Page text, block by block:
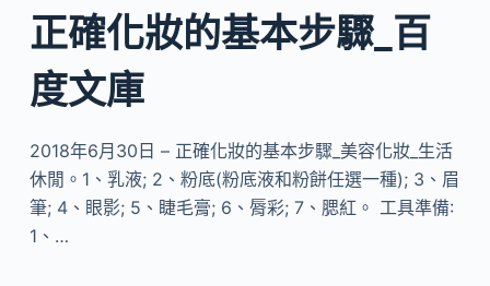
正確化妝的基本步驟_百
度文庫
2018年6月30日 – 正確化妝的基本步驟_美容化妝_生活
休閒。1、乳液; 2、粉底(粉底液和粉餅任選一種); 3、眉
筆; 4、眼影; 5、睫毛膏; 6、脣彩; 7、腮紅。 工具準備:
1、…